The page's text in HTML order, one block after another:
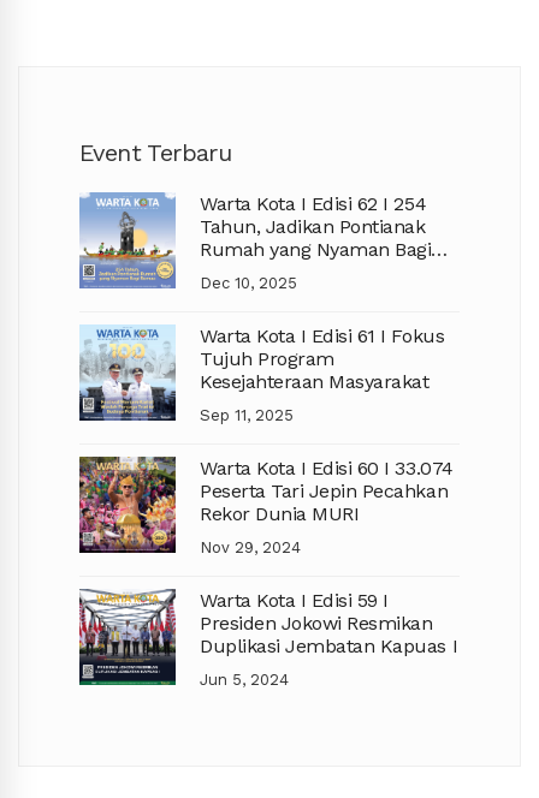
Event Terbaru
Warta Kota I Edisi 62 I 254
Tahun, Jadikan Pontianak
Rumah yang Nyaman Bagi
Semua
Dec 10, 2025
Warta Kota I Edisi 61 I Fokus
Tujuh Program
Kesejahteraan Masyarakat
Sep 11, 2025
Warta Kota I Edisi 60 I 33.074
Peserta Tari Jepin Pecahkan
Rekor Dunia MURI
Nov 29, 2024
Warta Kota I Edisi 59 I
Presiden Jokowi Resmikan
Duplikasi Jembatan Kapuas I
Jun 5, 2024